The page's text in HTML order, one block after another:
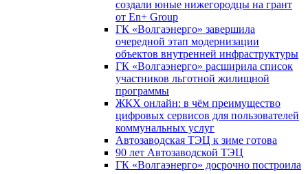
создали юные нижегородцы на грант
от En+ Group
ГК «Волгаэнерго» завершила
очередной этап модернизации
объектов внутренней инфраструктуры
ГК «Волгаэнерго» расширила список
участников льготной жилищной
программы
ЖКХ онлайн: в чём преимущество
цифровых сервисов для пользователей
коммунальных услуг
Автозаводская ТЭЦ к зиме готова
90 лет Автозаводской ТЭЦ
ГК «Волгаэнерго» досрочно построила